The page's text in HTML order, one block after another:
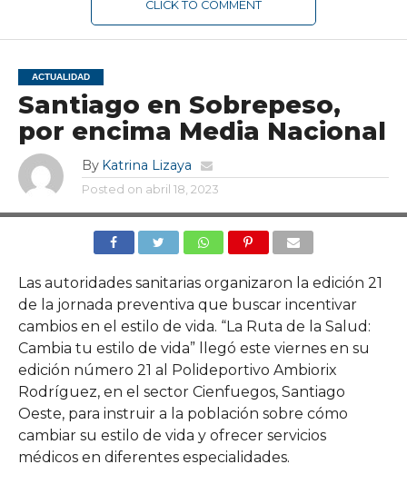
CLICK TO COMMENT
ACTUALIDAD
Santiago en Sobrepeso,
por encima Media Nacional
By Katrina Lizaya
Posted on abril 18, 2023
Las autoridades sanitarias organizaron la edición 21
de la jornada preventiva que buscar incentivar
cambios en el estilo de vida. “La Ruta de la Salud:
Cambia tu estilo de vida” llegó este viernes en su
edición número 21 al Polideportivo Ambiorix
Rodríguez, en el sector Cienfuegos, Santiago
Oeste, para instruir a la población sobre cómo
cambiar su estilo de vida y ofrecer servicios
médicos en diferentes especialidades.